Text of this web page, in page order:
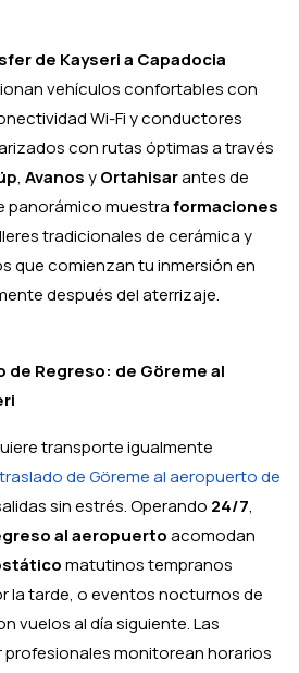
de Kayseri a Capadocia
vehículos confortables con
Wi-Fi y conductores
con rutas óptimas a través
, AvanosyOrtahisarantes de
panorámico muestraformaciones
tradicionales de cerámica y
que comienzan tu inmersión en
después del aterrizaje.
de Regreso: de Göreme al
transporte igualmente
traslado de Göreme al aeropuerto de
sin estrés. Operando 24/7,
al aeropuertoacomodan
matutinos tempranos
la tarde, o eventos nocturnos de
vuelos al día siguiente. Las
monitorean horarios